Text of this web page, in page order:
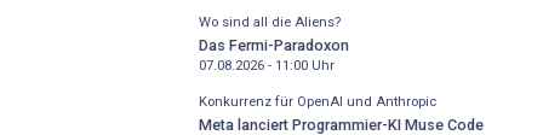
Wo sind all die Aliens?
Das Fermi-Paradoxon
07.08.2026 - 11:00Uhr
Konkurrenz für OpenAI und Anthropic
Meta lanciert Programmier-KI Muse Code